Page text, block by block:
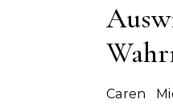
Caren